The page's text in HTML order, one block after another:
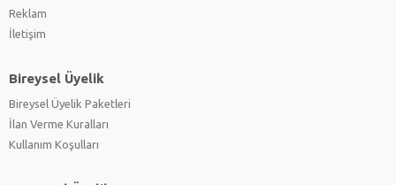
Reklam
İletişim
Bireysel Üyelik
Bireysel Üyelik Paketleri
İlan Verme Kuralları
Kullanım Koşulları